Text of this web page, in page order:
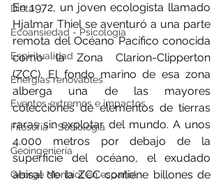
Dieta
Ecoansiedad - Psicología
Espiritualidad
Energías renovables
Eventos extremos e impactos
Filosofía - Sociología
Geoingeniería
George Monbiot en español
En 1972, un joven ecologista llamado
Hjalmar Thiel se aventuró a una parte
remota del Océano Pacífico conocida
como la Zona Clarion-Clipperton
(ZCC). El fondo marino de esa zona
alberga una de las mayores
colecciones de elementos de tierras
raras sin explotar del mundo. A unos
4.000 metros por debajo de la
superficie del océano, el exudado
abisal de la ZCC contiene billones de